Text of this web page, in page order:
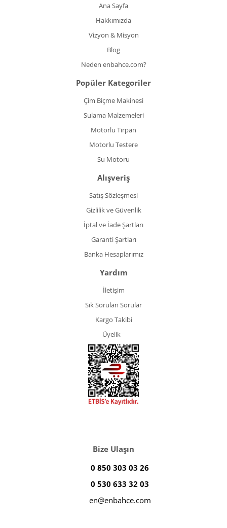
Ana Sayfa
Hakkımızda
Vizyon & Misyon
Blog
Neden enbahce.com?
Popüler Kategoriler
Çim Biçme Makinesi
Sulama Malzemeleri
Motorlu Tırpan
Motorlu Testere
Su Motoru
Alışveriş
Satış Sözleşmesi
Gizlilik ve Güvenlik
İptal ve İade Şartları
Garanti Şartları
Banka Hesaplarımız
Yardım
İletişim
Sık Sorulan Sorular
Kargo Takibi
Üyelik
Bize Ulaşın
0 850 303 03 26
0 530 633 32 03
en@enbahce.com